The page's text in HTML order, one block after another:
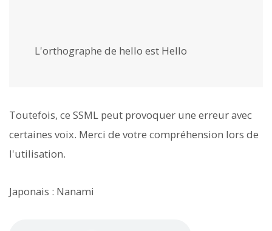
L'orthographe de hello est Hello
Toutefois, ce SSML peut provoquer une erreur avec
certaines voix. Merci de votre compréhension lors de
l'utilisation.
Japonais : Nanami